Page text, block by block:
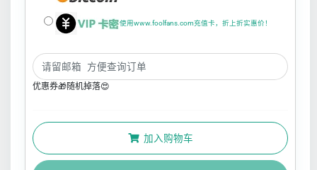
使用www.foolfans.com充值卡，折上折实惠价！
优惠券🎁随机掉落😍
加入购物车